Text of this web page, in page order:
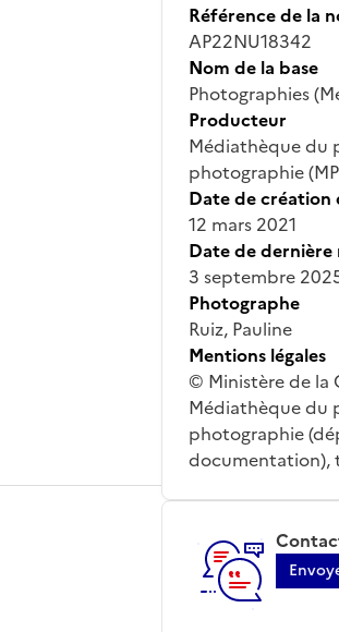
Référence de la
AP22NU18342
Nom de la base
Photographies
Producteur
Médiathèque du
photographie
Date de création
12 mars 2021
Date de
3 septembre
Photographe
Ruiz, Pauline
Mentions légales
© Ministère de la
Médiathèque du
photographie
documentation),